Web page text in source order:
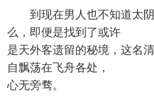
到现在男人也不知道太阴
么，即便是找到了或许
是天外客遗留的秘境，这名
自飘荡在飞舟各处，
心无旁骛。